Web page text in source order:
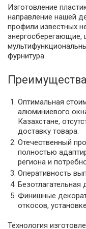
Изготовление
направление нашей
профили известных
энергосберегающие,
фурнитура.
Преимущества
Оптимальная
алюминиевого
Казахстане,
доставку товара.
Отечественный
полностью
региона и
Оперативность
Безотлагательная
Финишные
откосов,
Технология